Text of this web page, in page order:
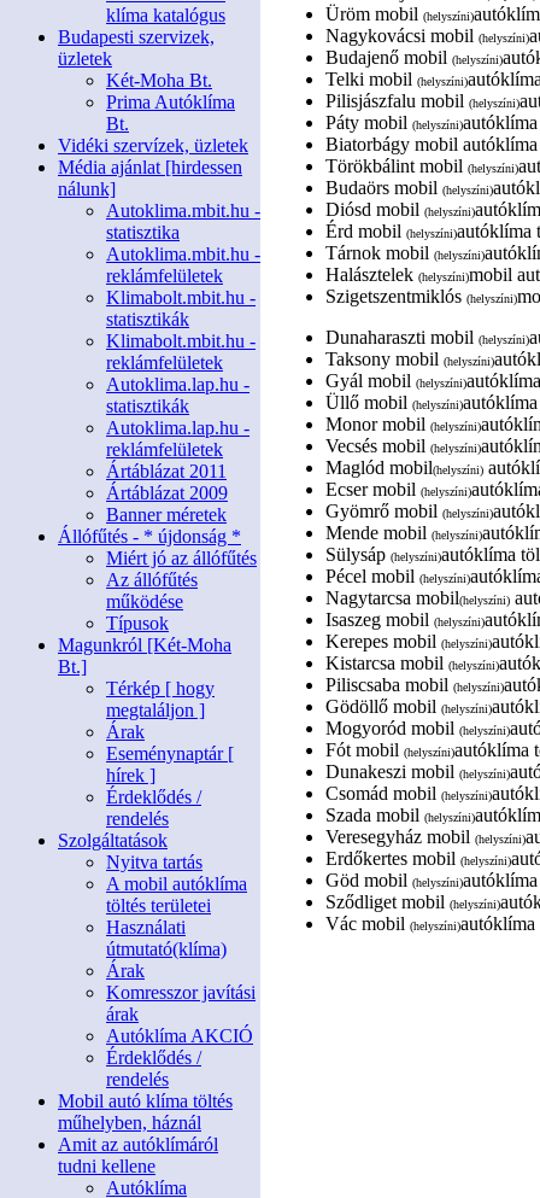
klíma katalógus
Budapesti szervizek,
üzletek
Két-Moha Bt.
Prima Autóklíma
Bt.
Vidéki szervízek, üzletek
Média ajánlat [hirdessen
nálunk]
Autoklima.mbit.hu -
statisztika
Autoklima.mbit.hu -
reklámfelületek
Klimabolt.mbit.hu -
statisztikák
Klimabolt.mbit.hu -
reklámfelületek
Autoklima.lap.hu -
statisztikák
Autoklima.lap.hu -
reklámfelületek
Ártáblázat 2011
Ártáblázat 2009
Banner méretek
Állófűtés - * újdonság *
Miért jó az állófűtés
Az állófűtés
működése
Típusok
Magunkról [Két-Moha
Bt.]
Térkép [ hogy
megtaláljon ]
Árak
Eseménynaptár [
hírek ]
Érdeklődés /
rendelés
Szolgáltatások
Nyitva tartás
A mobil autóklíma
töltés területei
Használati
útmutató(klíma)
Árak
Komresszor javítási
árak
Autóklíma AKCIÓ
Érdeklődés /
rendelés
Mobil autó klíma töltés
műhelyben, háznál
Amit az autóklímáról
tudni kellene
Autóklíma
Üröm mobil (helyszíni)
Nagykovácsi mobil (helyszíni)
Budajenő mobil (helyszíni)
Telki mobil (helyszíni)
Pilisjászfalu mobil (helyszíni)
Páty mobil (helyszíni)
Biatorbágy mobil autóklíma
Törökbálint mobil (helyszíni)
Budaörs mobil (helyszíni)
Diósd mobil (helyszíni)
Érd mobil (helyszíni)autóklíma
Tárnok mobil (helyszíni)
Halásztelek (helyszíni)mobil
Szigetszentmiklós (helyszíni)
Dunaharaszti mobil (helyszíni)
Taksony mobil (helyszíni)
Gyál mobil (helyszíni)
Üllő mobil (helyszíni)
Monor mobil (helyszíni)
Vecsés mobil (helyszíni)
Maglód mobil(helyszíni)
Ecser mobil (helyszíni)
Gyömrő mobil (helyszíni)
Mende mobil (helyszíni)
Sülysáp (helyszíni)autóklíma
Pécel mobil (helyszíni)
Nagytarcsa mobil(helyszíni)
Isaszeg mobil (helyszíni)
Kerepes mobil (helyszíni)
Kistarcsa mobil (helyszíni)
Piliscsaba mobil (helyszíni)
Gödöllő mobil (helyszíni)
Mogyoród mobil (helyszíni)
Fót mobil (helyszíni)autóklíma
Dunakeszi mobil (helyszíni)
Csomád mobil (helyszíni)
Szada mobil (helyszíni)
Veresegyház mobil (helyszíni)
Erdőkertes mobil (helyszíni)
Göd mobil (helyszíni)
Sződliget mobil (helyszíni)
Vác mobil (helyszíni)autóklíma